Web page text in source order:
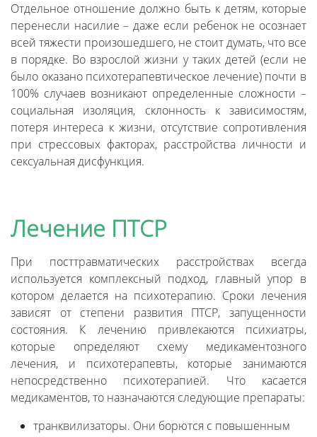
Отдельное отношение должно быть к детям, которые
перенесли насилие – даже если ребенок не осознает
всей тяжести произошедшего, не стоит думать, что все
в порядке. Во взрослой жизни у таких детей (если не
было оказано психотерапевтическое лечение) почти в
100% случаев возникают определенные сложности –
социальная изоляция, склонность к зависимостям,
потеря интереса к жизни, отсутствие сопротивления
при стрессовых факторах, расстройства личности и
сексуальная дисфункция.
Лечение ПТСР
При посттравматических расстройствах всегда
используется комплексный подход, главный упор в
котором делается на психотерапию. Сроки лечения
зависят от степени развития ПТСР, запущенности
состояния. К лечению привлекаются психиатры,
которые определяют схему медикаментозного
лечения, и психотерапевты, которые занимаются
непосредственно психотерапией. Что касается
медикаментов, то назначаются следующие препараты:
транквилизаторы. Они борются с повышенным